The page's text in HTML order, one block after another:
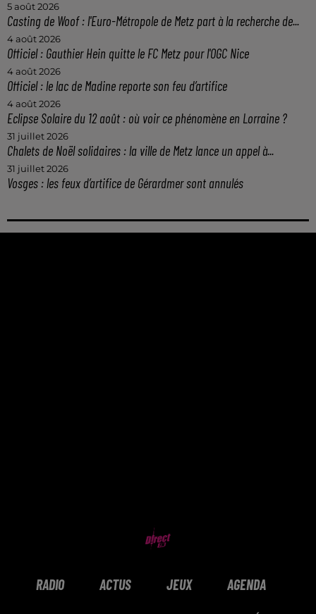
5 août 2026
Casting de Woof : l'Euro-Métropole de Metz part à la recherche de...
4 août 2026
Officiel : Gauthier Hein quitte le FC Metz pour l'OGC Nice
4 août 2026
Officiel : le lac de Madine reporte son feu d’artifice
4 août 2026
Eclipse Solaire du 12 août : où voir ce phénomène en Lorraine ?
31 juillet 2026
Chalets de Noël solidaires : la ville de Metz lance un appel à...
31 juillet 2026
Vosges : les feux d’artifice de Gérardmer sont annulés
RADIO ACTUS JEUX AGENDA